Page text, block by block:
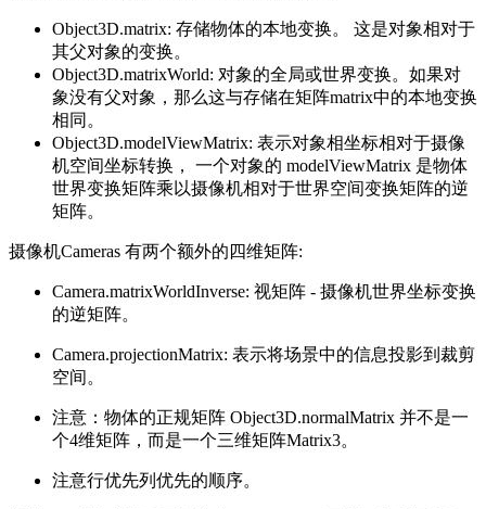
Object3D.matrix: 存储物体的本地变换。 这是对象相对于
其父对象的变换。
Object3D.matrixWorld: 对象的全局或世界变换。如果对
象没有父对象，那么这与存储在矩阵matrix中的本地变换
相同。
Object3D.modelViewMatrix: 表示对象相坐标相对于摄像
机空间坐标转换， 一个对象的 modelViewMatrix 是物体
世界变换矩阵乘以摄像机相对于世界空间变换矩阵的逆
矩阵。
摄像机Cameras 有两个额外的四维矩阵:
Camera.matrixWorldInverse: 视矩阵 - 摄像机世界坐标变换
的逆矩阵。
Camera.projectionMatrix: 表示将场景中的信息投影到裁剪
空间。
注意：物体的正规矩阵 Object3D.normalMatrix 并不是一
个4维矩阵，而是一个三维矩阵Matrix3。
注意行优先列优先的顺序。